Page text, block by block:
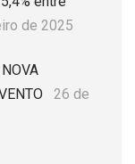
de 2025
26 de